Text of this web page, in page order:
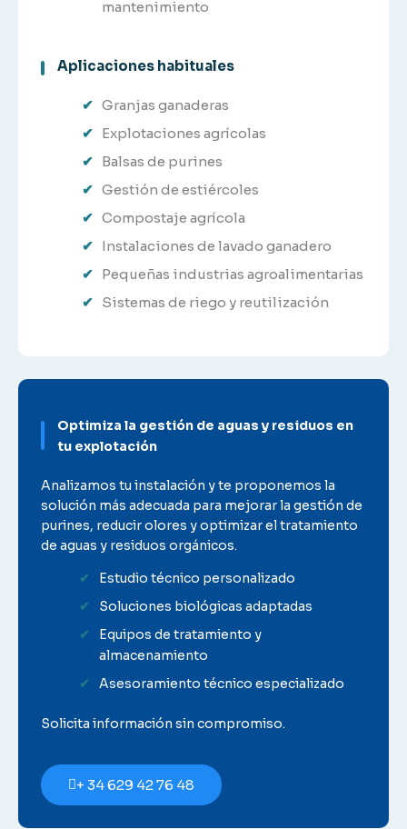
mantenimiento
Aplicaciones habituales
Granjas ganaderas
Explotaciones agrícolas
Balsas de purines
Gestión de estiércoles
Compostaje agrícola
Instalaciones de lavado ganadero
Pequeñas industrias agroalimentarias
Sistemas de riego y reutilización
Optimiza la gestión de aguas y residuos en
tu explotación
Analizamos tu instalación y te proponemos la
solución más adecuada para mejorar la gestión de
purines, reducir olores y optimizar el tratamiento
de aguas y residuos orgánicos.
Estudio técnico personalizado
Soluciones biológicas adaptadas
Equipos de tratamiento y
almacenamiento
Asesoramiento técnico especializado
Solicita información sin compromiso.
+ 34 629 42 76 48